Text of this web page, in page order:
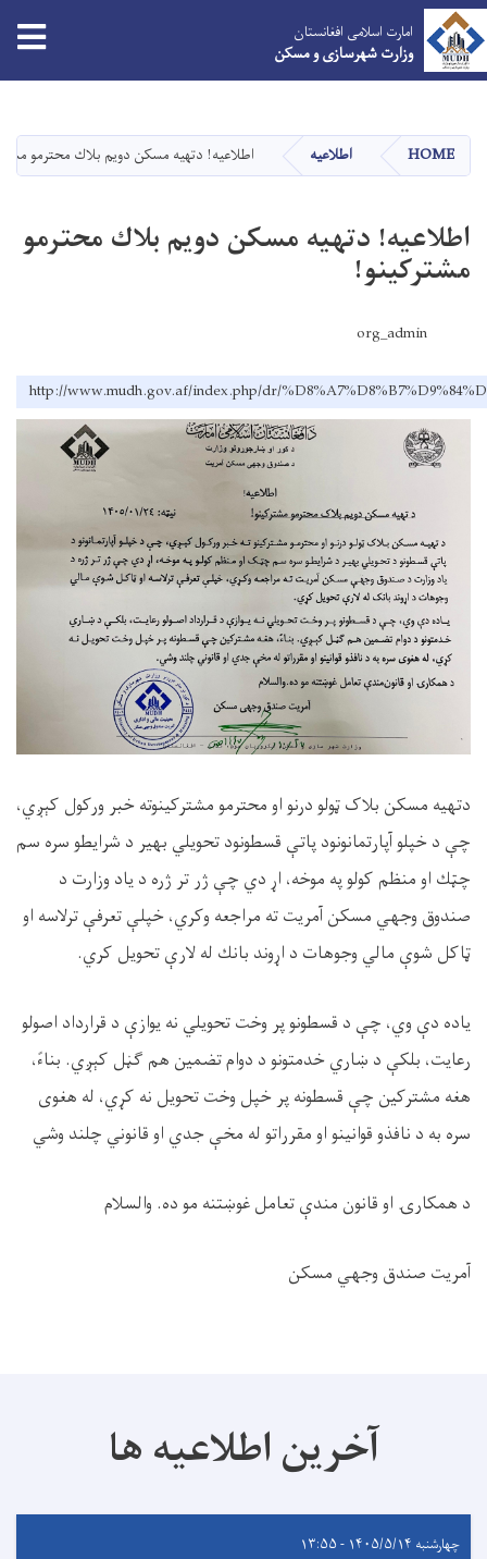
main
content
امارت اسلامی افغانستان
وزارت شهرسازی و مسکن
HOME اطلاعیه اطلاعيه! دتهيه مسكن دويم بلاك محترمو
اطلاعيه! دتهيه مسكن دويم بلاك محترمو
مشتركينو!
org_admin
http://www.mudh.gov.af/index.php/dr/
دتهيه مسكن بلاکټولو درنو او محترمو مشتركينوته خبر وركول كېږي،
چې دخپلو آپارتمانونودپاتې قسطونود تحويلي بهير د شرايطو سره سم
چټك او منظم كولوپه موخه، اړدي چې ژر ترژره د ياد وزارت د
صندوق وجهي مسكن آمريت ته مراجعه وكري، خپلېتعرفېترلاسه او
ټاكل شوې مالي وجوهات د اړوند بانك له لارېتحويل كري.
ياده دې وي، چې د قسطونوپر وخت تحويلي نه يوازې د قرارداد اصولو
رعايت، بلكې د ښاري خدمتونو د دوام تضمين هم ګڼل كېږي. بناءً،
هغه مشتركين چې قسطونهپرخپل وخت تحويل نه كړي، له هغوى
سره به د نافذو قوانينو او مقرراتو له مخېجدي او قانوني چلند وشي
د همكارۍ او قانون مندېتعامل غوښتنه موده. والسلام
آمريت صندق وجهي مسكن
آخرین اطلاعیه ها
چهارشنبه ۱۴۰۵/۵/۱۴ - ۱۳:۵۵